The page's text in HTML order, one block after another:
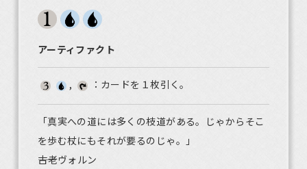
アーティファクト
, ：カードを１枚引く。
「真実への道には多くの枝道がある。じゃからそこ
を歩む杖にもそれが要るのじゃ。」
――古老ヴォルン